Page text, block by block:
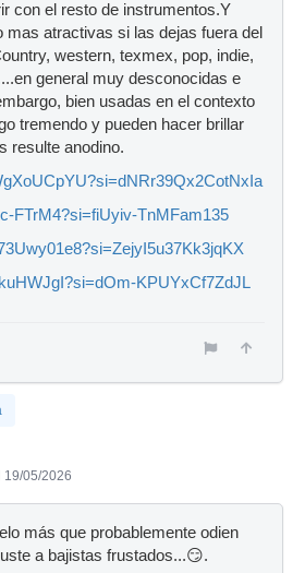
con el resto de instrumentos.Y
mas atractivas si las dejas fuera del
western, texmex, pop, indie,
general muy desconocidas e
bien usadas en el contexto
tremendo y pueden hacer brillar
resulte anodino.
FTrM4?si=fiUyiv-TnMFam135
KPUYxCf7ZdJL
19/05/2026
más que probablemente odien
a bajistas frustados...😏.